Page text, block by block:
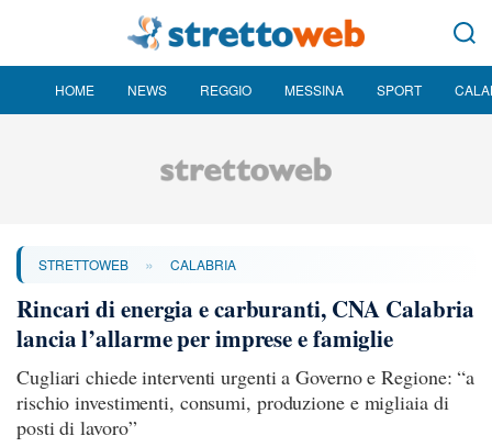
HOME NEWS REGGIO MESSINA SPORT
STRETTOWEB » CALABRIA
Rincari di energia e carburanti, CNA Calabria
lancia l’allarme per imprese e famiglie
Cugliari chiede interventi urgenti a Governo e Regione: “a
rischio investimenti, consumi, produzione e migliaia di
posti di lavoro”